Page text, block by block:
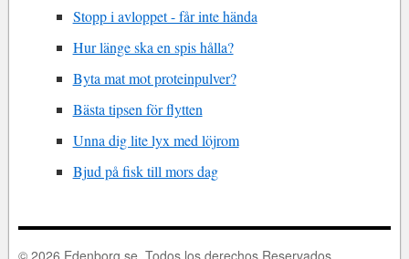
Stopp i avloppet - får inte hända
Hur länge ska en spis hålla?
Byta mat mot proteinpulver?
Bästa tipsen för flytten
Unna dig lite lyx med löjrom
Bjud på fisk till mors dag